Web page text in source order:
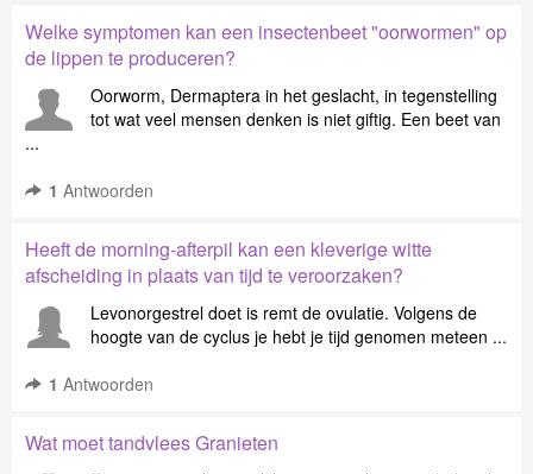
Welke symptomen kan een insectenbeet "oorwormen" op
de lippen te produceren?
Oorworm, Dermaptera in het geslacht, in tegenstelling
tot wat veel mensen denken is niet giftig. Een beet van
...
1 Antwoorden
Heeft de morning-afterpil kan een kleverige witte
afscheiding in plaats van tijd te veroorzaken?
Levonorgestrel doet is remt de ovulatie. Volgens de
hoogte van de cyclus je hebt je tijd genomen meteen ...
1 Antwoorden
Wat moet tandvlees Granieten